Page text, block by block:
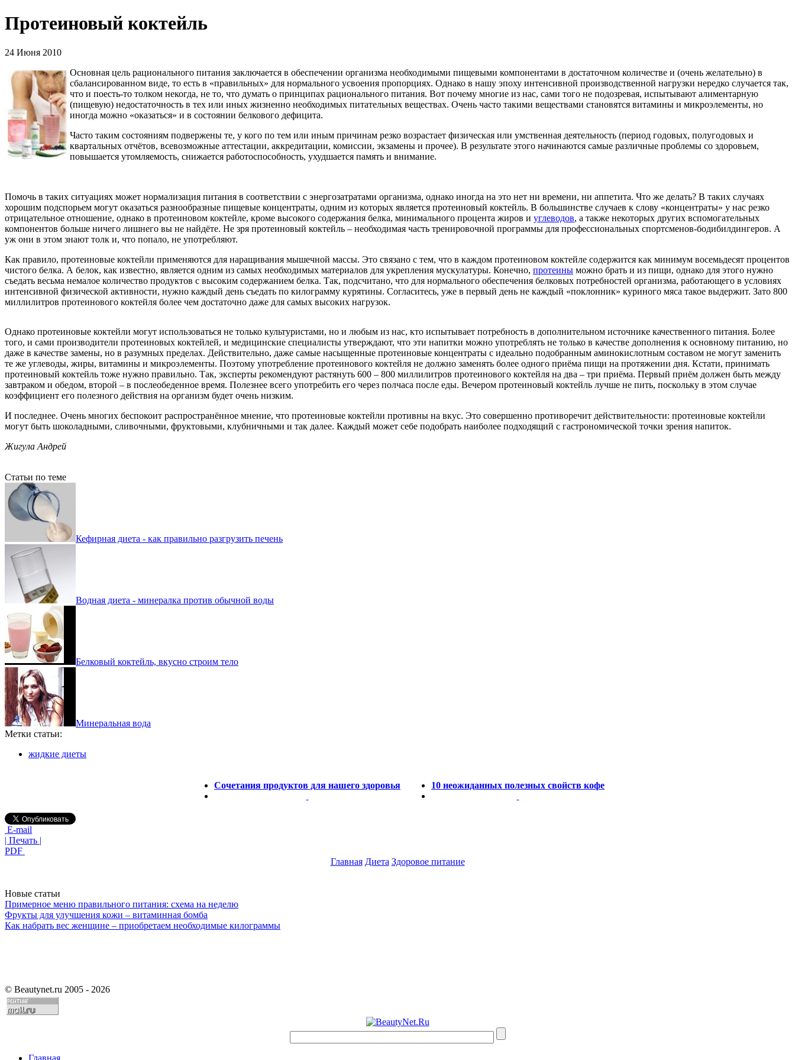
Протеиновый коктейль
24 Июня 2010
Основная цель рационального питания заключается в обеспечении организма необходимыми пищевыми компонентами в достаточном количестве и (очень желательно) в
сбалансированном виде, то есть в «правильных» для нормального усвоения пропорциях. Однако в нашу эпоху интенсивной производственной нагрузки нередко случается так,
что и поесть-то толком некогда, не то, что думать о принципах рационального питания. Вот почему многие из нас, сами того не подозревая, испытывают алиментарную
(пищевую) недостаточность в тех или иных жизненно необходимых питательных веществах. Очень часто такими веществами становятся витамины и микроэлементы, но
иногда можно «оказаться» и в состоянии белкового дефицита.
Часто таким состояниям подвержены те, у кого по тем или иным причинам резко возрастает физическая или умственная деятельность (период годовых, полугодовых и
квартальных отчётов, всевозможные аттестации, аккредитации, комиссии, экзамены и прочее). В результате этого начинаются самые различные проблемы со здоровьем,
повышается утомляемость, снижается работоспособность, ухудшается память и внимание.
Помочь в таких ситуациях может нормализация питания в соответствии с энергозатратами организма, однако иногда на это нет ни времени, ни аппетита. Что же делать? В таких случаях
хорошим подспорьем могут оказаться разнообразные пищевые концентраты, одним из которых является протеиновый коктейль. В большинстве случаев к слову «концентраты» у нас резко
отрицательное отношение, однако в протеиновом коктейле, кроме высокого содержания белка, минимального процента жиров и углеводов, а также некоторых других вспомогательных
компонентов больше ничего лишнего вы не найдёте. Не зря протеиновый коктейль – необходимая часть тренировочной программы для профессиональных спортсменов-бодибилдингеров. А
уж они в этом знают толк и, что попало, не употребляют.
Как правило, протеиновые коктейли применяются для наращивания мышечной массы. Это связано с тем, что в каждом протеиновом коктейле содержится как минимум восемьдесят процентов
чистого белка. А белок, как известно, является одним из самых необходимых материалов для укрепления мускулатуры. Конечно, протеины можно брать и из пищи, однако для этого нужно
съедать весьма немалое количество продуктов с высоким содержанием белка. Так, подсчитано, что для нормального обеспечения белковых потребностей организма, работающего в условиях
интенсивной физической активности, нужно каждый день съедать по килограмму курятины. Согласитесь, уже в первый день не каждый «поклонник» куриного мяса такое выдержит. Зато 800
миллилитров протеинового коктейля более чем достаточно даже для самых высоких нагрузок.
Однако протеиновые коктейли могут использоваться не только культуристами, но и любым из нас, кто испытывает потребность в дополнительном источнике качественного питания. Более
того, и сами производители протеиновых коктейлей, и медицинские специалисты утверждают, что эти напитки можно употреблять не только в качестве дополнения к основному питанию, но
даже в качестве замены, но в разумных пределах. Действительно, даже самые насыщенные протеиновые концентраты с идеально подобранным аминокислотным составом не могут заменить
те же углеводы, жиры, витамины и микроэлементы. Поэтому употребление протеинового коктейля не должно заменять более одного приёма пищи на протяжении дня. Кстати, принимать
протеиновый коктейль тоже нужно правильно. Так, эксперты рекомендуют растянуть 600 – 800 миллилитров протеинового коктейля на два – три приёма. Первый приём должен быть между
завтраком и обедом, второй – в послеобеденное время. Полезнее всего употребить его через полчаса после еды. Вечером протеиновый коктейль лучше не пить, поскольку в этом случае
коэффициент его полезного действия на организм будет очень низким.
И последнее. Очень многих беспокоит распространённое мнение, что протеиновые коктейли противны на вкус. Это совершенно противоречит действительности: протеиновые коктейли
могут быть шоколадными, сливочными, фруктовыми, клубничными и так далее. Каждый может себе подобрать наиболее подходящий с гастрономической точки зрения напиток.
Жигула Андрей
Статьи по теме
Кефирная диета - как правильно разгрузить печень
Водная диета - минералка против обычной воды
Белковый коктейль, вкусно строим тело
Минеральная вода
Метки статьи:
жидкие диеты
Сочетания продуктов для нашего здоровья 10 неожиданных полезных свойств кофе
E-mail
| Печать |
PDF
Главная Диета Здоровое питание
Новые статьи
Примерное меню правильного питания: схема на неделю
Фрукты для улучшения кожи – витаминная бомба
Как набрать вес женщине – приобретаем необходимые килограммы
© Beautynet.ru 2005 - 2026
Главная